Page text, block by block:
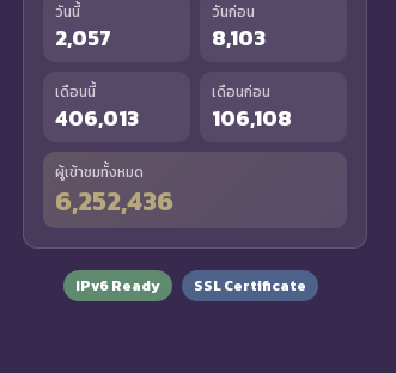
วันนี้
2,057
วันก่อน
8,103
เดือนนี้
406,013
เดือนก่อน
106,108
ผู้เข้าชมทั้งหมด
6,252,436
IPv6 Ready SSL Certificate